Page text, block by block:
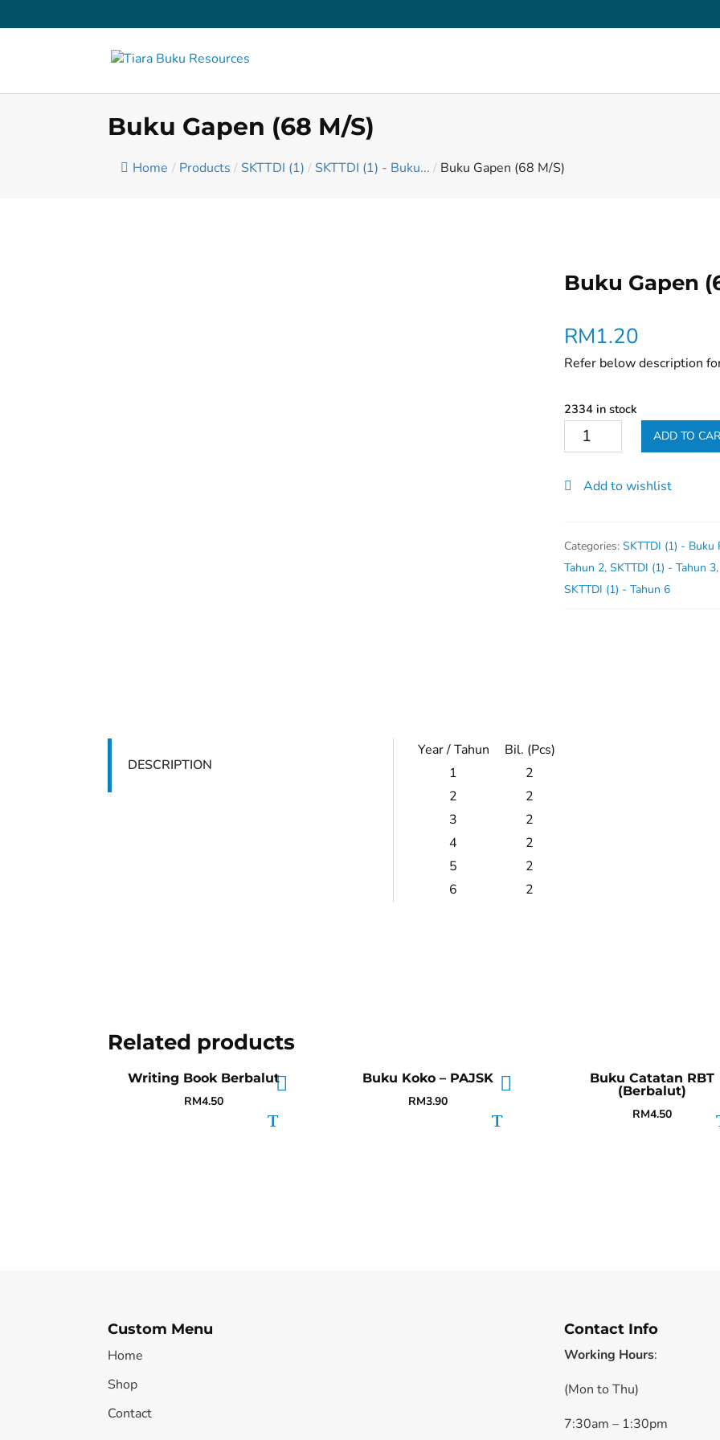
Buku Gapen (68 M/S)
Home / Products / SKTTDI (1) / SKTTDI (1) - Buku... / Buku Gapen (68 M/S)
Buku Gapen
RM1.20
Refer below description
2334 in stock
Buku
Gapen
M/S)
ADD TO
Add to wishlist
Categories: SKTTDI (1) - Buku
Tahun 2, SKTTDI (1) - Tahun 3,
SKTTDI (1) - Tahun 6
DESCRIPTION
Year / Tahun
Bil. (Pcs)
1
2
2
2
3
2
4
2
5
2
6
2
Related products
Writing Book Berbalut
RM4.50
Buku Koko – PAJSK
RM3.90
Buku Catatan RBT
(Berbalut)
RM4.50
Custom Menu
Home
Shop
Contact
Contact Info
Working Hours:
(Mon to Thu)
7:30am – 1:30pm